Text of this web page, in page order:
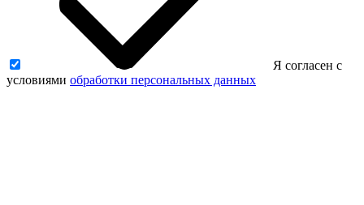
Я согласен с
условиями обработки персональных данных